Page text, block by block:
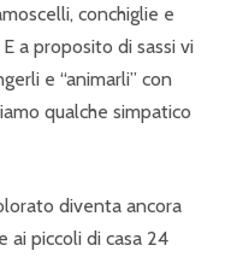
conchiglie e
a proposito di sassi vi
e “animarli” con
qualche simpatico
diventa ancora
ai piccoli di casa 24